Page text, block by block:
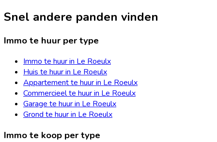
Snel andere panden vinden
Immo te huur per type
Immo te huur in Le Roeulx
Huis te huur in Le Roeulx
Appartement te huur in Le Roeulx
Commercieel te huur in Le Roeulx
Garage te huur in Le Roeulx
Grond te huur in Le Roeulx
Immo te koop per type